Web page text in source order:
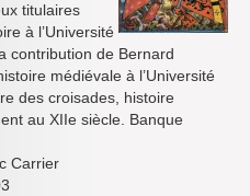
titulaires
à l’Université
contribution de Bernard
médiévale à l’Université
des croisades, histoire
au XIIe siècle. Banque
Carrier